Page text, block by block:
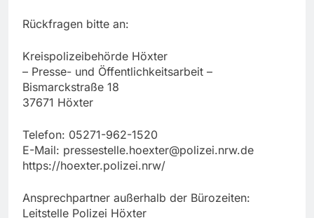
Rückfragen bitte an:
Kreispolizeibehörde Höxter
– Presse- und Öffentlichkeitsarbeit –
Bismarckstraße 18
37671 Höxter
Telefon: 05271-962-1520
E-Mail: pressestelle.hoexter@polizei.nrw.de
https://hoexter.polizei.nrw/
Ansprechpartner außerhalb der Bürozeiten:
Leitstelle Polizei Höxter